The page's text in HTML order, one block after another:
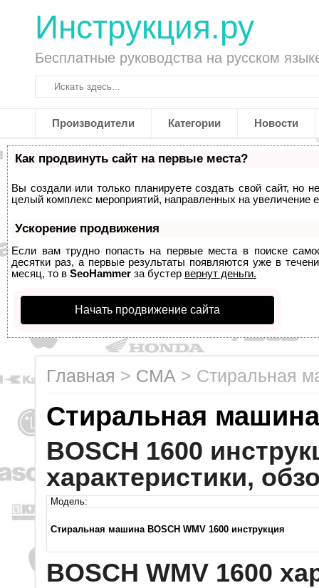
Инструкция.ру
Бесплатные руководства на русском
Производители Категории Новости
Как продвинуть сайт на первые места?
Вы создали или только планируете создать свой сайт, но
целый комплекс мероприятий, направленных на увеличение
Ускорение продвижения
Если вам трудно попасть на первые места в поиске
десятки раз, а первые результаты появляются уже в
месяц, то в SeoHammer за бустер вернут деньги.
Начать продвижение сайта
Главная > СМА > Стиральная
Стиральная
BOSCH 1600
характеристики,
Модель:
Стиральная машина BOSCH WMV 1600 инструкция
BOSCH WMV 1600